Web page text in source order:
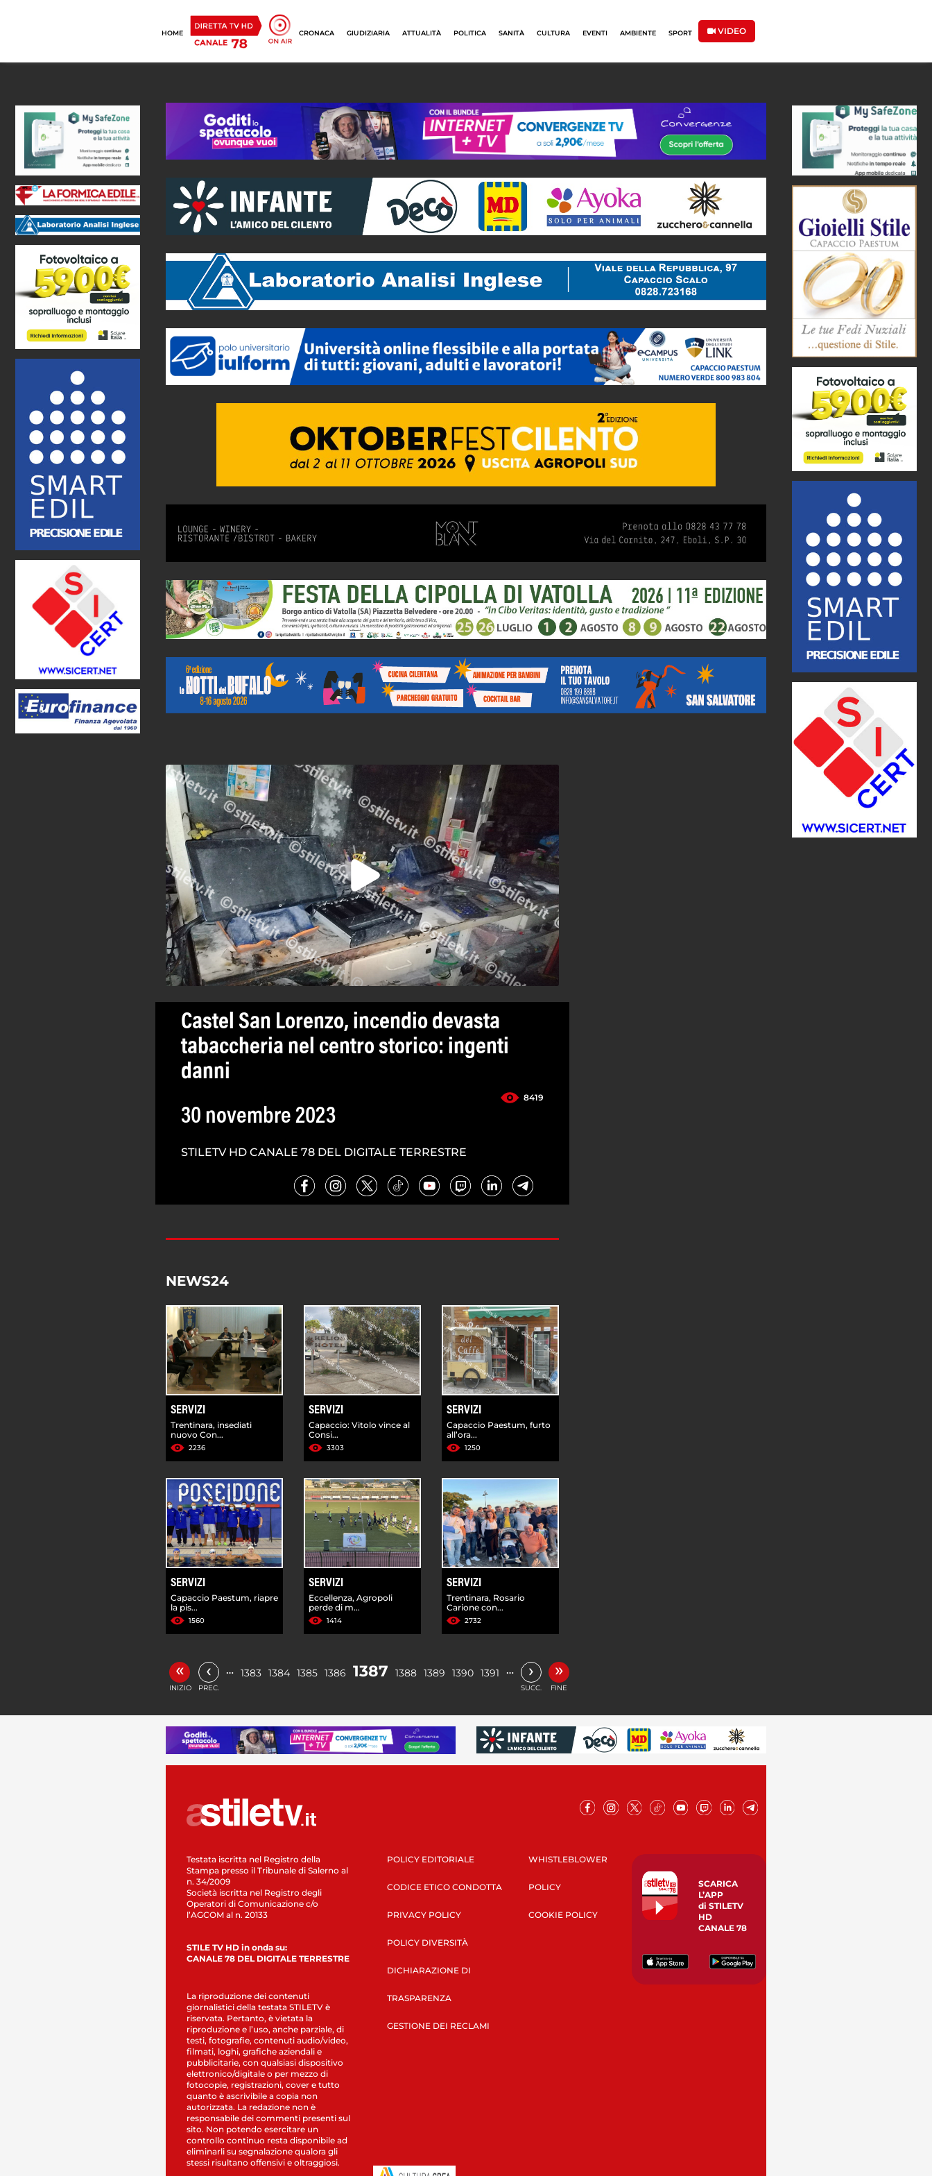
HOME CRONACA GIUDIZIARIA ATTUALITÀ POLITICA SANITÀ CULTURA EVENTI AMBIENTE SPORT VIDEO
Castel San Lorenzo, incendio devasta
tabaccheria nel centro storico: ingenti
danni
8419
30 novembre 2023
STILETV HD CANALE 78 DEL DIGITALE TERRESTRE
NEWS24
SERVIZI
Trentinara, insediati
nuovo Con...
2236
SERVIZI
Capaccio: Vitolo vince al
Consi...
3303
SERVIZI
Capaccio Paestum, furto
all’ora...
1250
SERVIZI
Capaccio Paestum, riapre
la pis...
1560
SERVIZI
Eccellenza, Agropoli
perde di m...
1414
SERVIZI
Trentinara, Rosario
Carione con...
2732
«
INIZIO
‹
PREC.
… 1383 1384 1385 1386 1387 1388 1389 1390 1391 … ›
SUCC.
»
FINE
Testata iscritta nel Registro della
Stampa presso il Tribunale di Salerno al
n. 34/2009
Società iscritta nel Registro degli
Operatori di Comunicazione c/o
l’AGCOM al n. 20133
STILE TV HD in onda su:
CANALE 78 DEL DIGITALE TERRESTRE
La riproduzione dei contenuti
giornalistici della testata STILETV è
riservata. Pertanto, è vietata la
riproduzione e l’uso, anche parziale, di
testi, fotografie, contenuti audio/video,
filmati, loghi, grafiche aziendali e
pubblicitarie, con qualsiasi dispositivo
elettronico/digitale o per mezzo di
fotocopie, registrazioni, cover e tutto
quanto è ascrivibile a copia non
autorizzata. La redazione non è
responsabile dei commenti presenti sul
sito. Non potendo esercitare un
controllo continuo resta disponibile ad
eliminarli su segnalazione qualora gli
stessi risultano offensivi e oltraggiosi.
POLICY EDITORIALE
CODICE ETICO CONDOTTA
PRIVACY POLICY
POLICY DIVERSITÀ
DICHIARAZIONE DI
TRASPARENZA
GESTIONE DEI RECLAMI
WHISTLEBLOWER
POLICY
COOKIE POLICY
SCARICA
L’APP
di STILETV
HD
CANALE 78